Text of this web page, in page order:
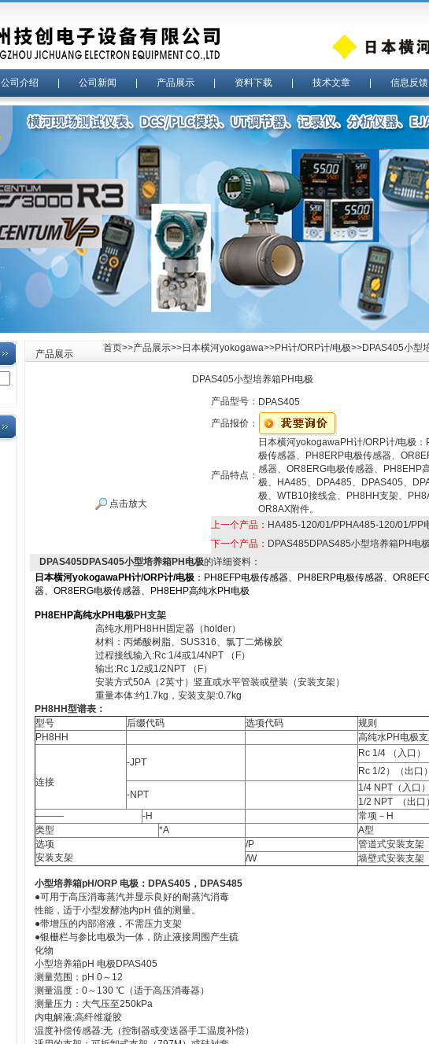
公司介绍 公司新闻 产品展示 资料下载 技术文章 信息反馈
产品展示
首页>>产品展示>>日本横河yokogawa>>PH计/ORP计/电极>>DPAS405小型
DPAS405小型培养箱PH电极
点击放大
产品型号： DPAS405
产品报价：
产品特点：
日本横河yokogawaPH计/ORP计/电极：
极传感器、PH8ERP电极传感器、
感器、OR8ERG电极传感器、PH8EHP
极、HA485、DPA485、DPAS405、
极、WTB10接线盒、PH8HH支架、
OR8AX附件。
上一个产品： HA485-120/01/PPHA485-120/01/PP
下一个产品： DPAS485DPAS485小型培养箱PH电极
DPAS405DPAS405小型培养箱PH电极的详细资料：
日本横河yokogawaPH计/ORP计/电极 ： PH8EFP电极传感器、 PH8ERP电极传感器、
器、 OR8ERG电极传感器、 PH8EHP高纯水PH电极
PH8EHP高纯水PH电极PH支架
高纯水用PH8HH固定器（holder）
材料：丙烯酸树脂、SUS316、氯丁二烯橡胶
过程接线输入:Rc 1/4或1/4NPT （F）
输出:Rc 1/2或1/2NPT （F）
安装方式50A（2英寸）竖直或水平管装或壁装（安装支架）
重量本体:约1.7kg，安装支架:0.7kg
PH8HH型谱表：
型号
后缀代码 选项代码
规则
PH8HH
高纯水PH电极
连接
-JPT
Rc 1/4 （入口）
Rc 1/2）（出口）
-NPT
1/4 NPT（入口）
1/2 NPT （出口）
―――
-H
常项－H
类型
*A
A型
选项
安装支架
/P
管道式安装支架
/W
墙壁式安装支架
小型培养箱pH/ORP 电极：DPAS405 ，DPAS485
●可用于高压消毒蒸汽并显示良好的耐蒸汽消毒
性能，适于小型发酵池内pH 值的测量。
●带增压的内部溶液，不需压力支架
●银栅栏与参比电极为一体，防止液接周围产生硫
化物
小型培养箱pH 电极DPAS405
测量范围：pH 0～12
测量温度：0～130 ℃（适于高压消毒器）
测量压力：大气压至250kPa
内电解液:高纤维凝胶
温度补偿传感器:无（控制器或变送器手工温度补偿）